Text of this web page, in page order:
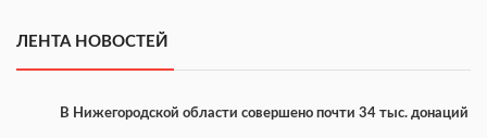
ЛЕНТА НОВОСТЕЙ
В Нижегородской области совершено почти 34 тыс. донаций